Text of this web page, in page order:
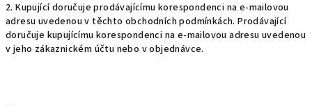
2. Kupující doručuje prodávajícímu korespondenci na e-mailovou
adresu uvedenou v těchto obchodních podmínkách. Prodávající
doručuje kupujícímu korespondenci na e-mailovou adresu uvedenou
v jeho zákaznickém účtu nebo v objednávce.